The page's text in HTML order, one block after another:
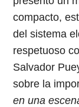
compacto,
del sistema
respetuoso
Salvador
sobre la
en una